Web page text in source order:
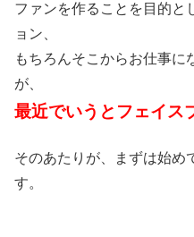
ファンを作ることを目的と
ョン、
もちろんそこからお仕事に
が、
最近でいうとフェイス
そのあたりが、まずは始め
す。